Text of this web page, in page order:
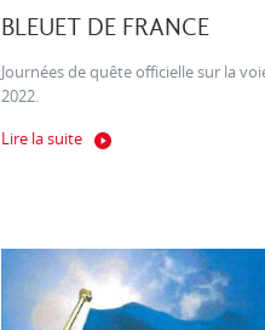
BLEUET DE FRANCE
Journées de quête officielle sur la
2022.
Lire la suite